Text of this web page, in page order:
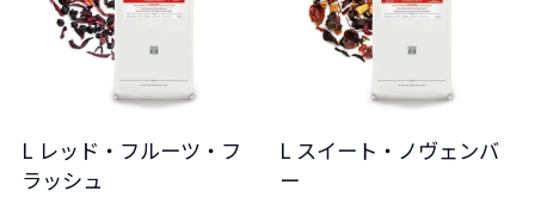
L レッド・フルーツ・フ
ラッシュ
L スイート・ノヴェンバ
ー